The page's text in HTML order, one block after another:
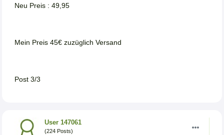
Neu Preis : 49,95
Mein Preis 45€ zuzüglich Versand
Post 3/3
User 147061
(224 Posts)